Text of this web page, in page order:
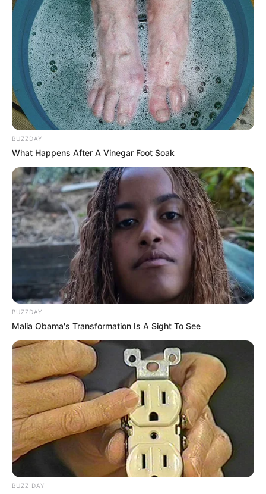
μήνυμα είναι ένα και απλό, κανέναν δεν
θα αφήσουμε αβοήθητο ”
Δείτε όλες τις τελευταίεςΕιδήσεις από την Ελλάδα και
τον Κόσμο, τη στιγμή που συμβαίνουν, στοNewstok.gr.
BUZZDAY
What Happens After A Vinegar Foot Soak
BUZZDAY
Malia Obama's Transformation Is A Sight To See
BUZZ DAY